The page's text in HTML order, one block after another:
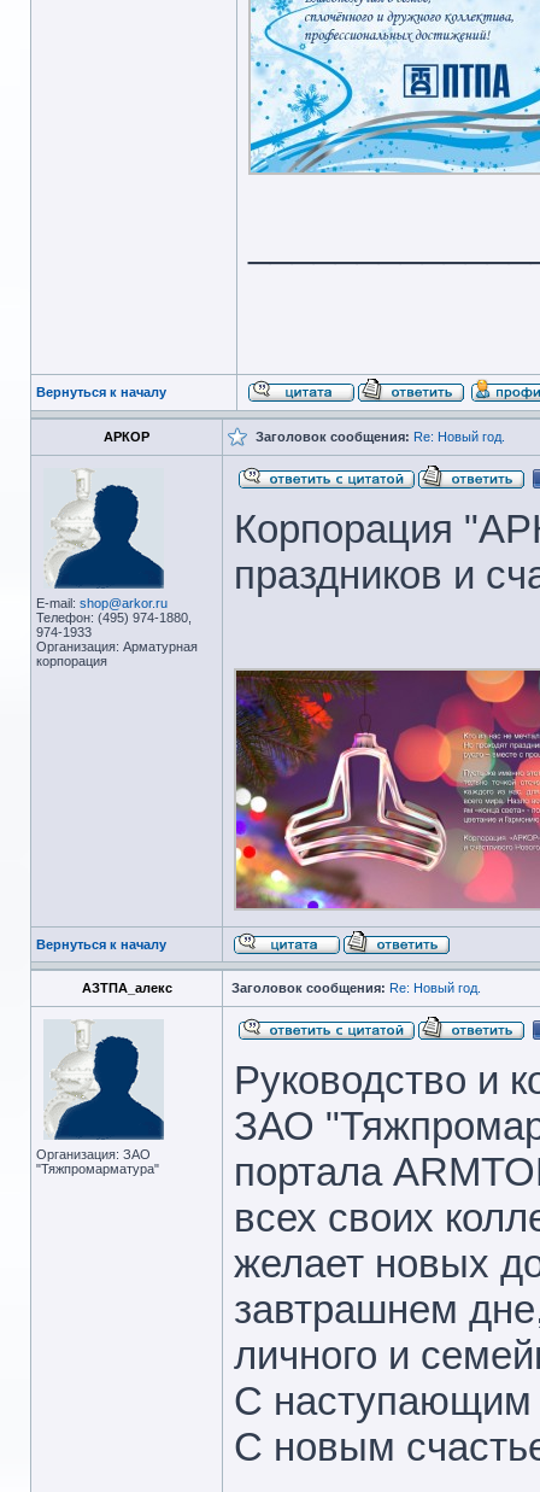
Вернуться к началу
АРКОР Заголовок сообщения: Re: Новый год.
E-mail: shop@arkor.ru
Телефон: (495) 974-1880,
974-1933
Организация: Арматурная
корпорация
Корпорация
праздников и
Вернуться к началу
АЗТПА_алекс Заголовок сообщения: Re: Новый год.
Организация: ЗАО
"Тяжпромарматура"
Руководство и
ЗАО
портала
всех своих
желает новых
завтрашнем
личного и
С наступающим
С новым